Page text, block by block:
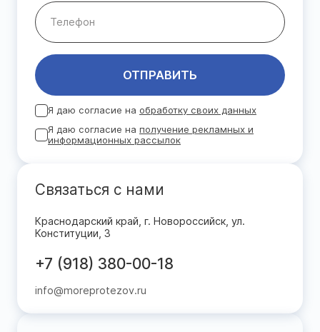
ОТПРАВИТЬ
Я даю согласие на обработку своих данных
Я даю согласие на получение рекламных и
информационных рассылок
Связаться с нами
Краснодарский край, г. Новороссийск, ул.
Конституции, 3
+7 (918) 380-00-18
info@moreprotezov.ru